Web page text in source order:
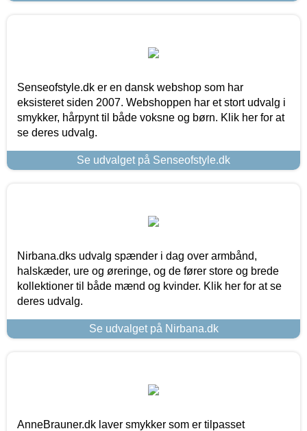
Senseofstyle.dk er en dansk webshop som har
eksisteret siden 2007. Webshoppen har et stort udvalg i
smykker, hårpynt til både voksne og børn. Klik her for at
se deres udvalg.
Se udvalget på Senseofstyle.dk
Nirbana.dks udvalg spænder i dag over armbånd,
halskæder, ure og øreringe, og de fører store og brede
kollektioner til både mænd og kvinder. Klik her for at se
deres udvalg.
Se udvalget på Nirbana.dk
AnneBrauner.dk laver smykker som er tilpasset